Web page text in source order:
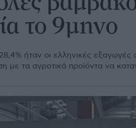
το 9μηνο
ήταν οι ελληνικές
με τα αγροτικά προϊόντα να